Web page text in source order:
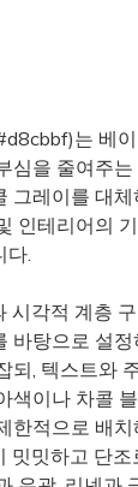
는 베
심을 줄여주는
그레이를 대
인테리어의
다.
각적 계층 구
바탕으로 설
되, 텍스트와
색이나 차콜
한적으로 배치
밋하고 단조